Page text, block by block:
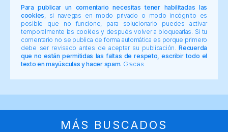
Para publicar un comentario necesitas tener habilitadas las
cookies , si navegas en modo privado o modo incógnito es
posible que no funcione, para solucionarlo puedes activar
temporalmente las cookies y después volver a bloquearlas. Si tu
comentario no se publica de forma automática es porque primero
debe ser revisado antes de aceptar su publicación.Recuerda
que no están permitidas las faltas de respeto, escribir todo el
texto en mayúsculas y hacer spam. Gracias.
MÁS BUSCADOS